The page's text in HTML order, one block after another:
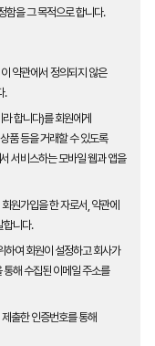
함을 그 목적으로 합니다.
약관에서 정의되지 않은
.
합니다)를 회원에게
품 등을 거래할 수 있도록
서비스하는 모바일 웹과 앱을
원가입을 한 자로서, 약관에
합니다.
하여 회원이 설정하고 회사가
해 수집된 이메일 주소를
출한 인증번호를 통해